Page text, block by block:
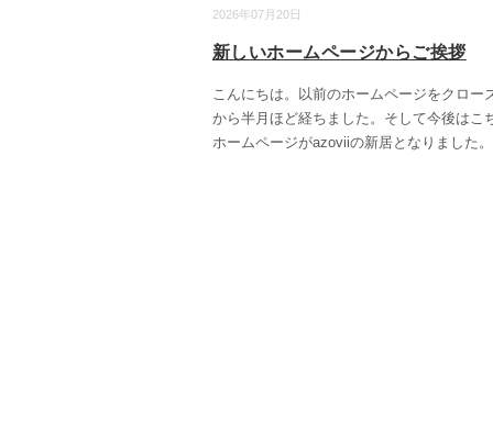
2026年07月20日
新しいホームページからご挨拶
こんにちは。以前のホームページをクロー
から半月ほど経ちました。そして今後はこ
ホームページがazoviiの新居となりました。